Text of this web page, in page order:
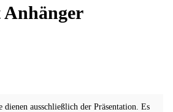
ausschließlich der Präsentation. Es